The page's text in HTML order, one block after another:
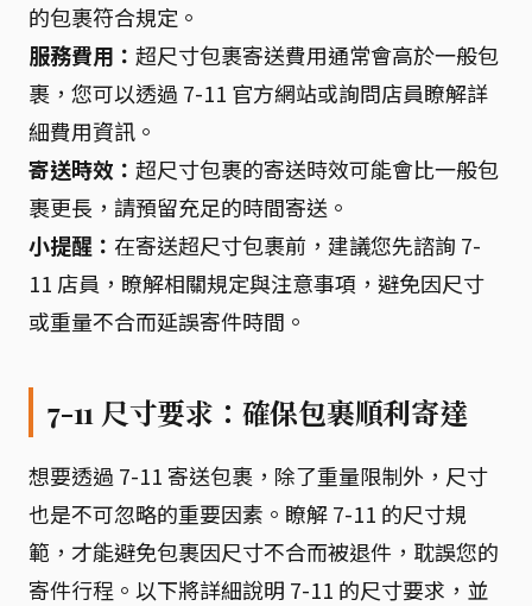
的包裹符合規定。
服務費用： 超尺寸包裹寄送費用通常會高於一般包
裹，您可以透過 7-11 官方網站或詢問店員瞭解詳
細費用資訊。
寄送時效： 超尺寸包裹的寄送時效可能會比一般包
裹更長，請預留充足的時間寄送。
小提醒： 在寄送超尺寸包裹前，建議您先諮詢 7-
11 店員，瞭解相關規定與注意事項，避免因尺寸
或重量不合而延誤寄件時間。
7-11 尺寸要求：確保包裹順利寄達
想要透過 7-11 寄送包裹，除了重量限制外，尺寸
也是不可忽略的重要因素。瞭解 7-11 的尺寸規
範，才能避免包裹因尺寸不合而被退件，耽誤您的
寄件行程。以下將詳細說明 7-11 的尺寸要求，並